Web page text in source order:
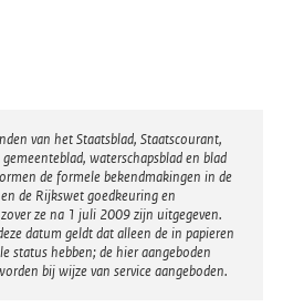
van het Staatsblad, Staatscourant,
waterschapsblad en blad
de formele bekendmakingen in de
de Rijkswet goedkeuring en
ze na 1 juli 2009 zijn uitgegeven.
datum geldt dat alleen de in papieren
status hebben; de hier aangeboden
bij wijze van service aangeboden.